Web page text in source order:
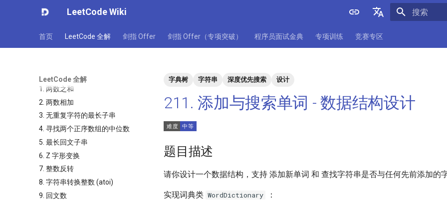
LeetCode Wiki
English
首页 LeetCode 全解 剑指 Offer 剑指 Offer（专项突破） 程序员面试金典 专项训练 竞赛专区
LeetCode 全解
1. 两数之和
2. 两数相加
3. 无重复字符的最长子串
4. 寻找两个正序数组的中位数
5. 最长回文子串
6. Z 字形变换
7. 整数反转
8. 字符串转换整数 (atoi)
9. 回文数
字典树 字符串 深度优先搜索 设计
211. 添加与搜索单词 - 数据结构设计
题目描述
请你设计一个数据结构，支持 添加新单词 和 查找字符串是否与任何先前添加的
实现词典类 WordDictionary ：